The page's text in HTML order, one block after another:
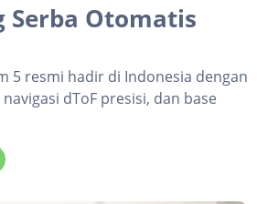
Serba Otomatis
5 resmi hadir di Indonesia dengan
dToF presisi, dan base